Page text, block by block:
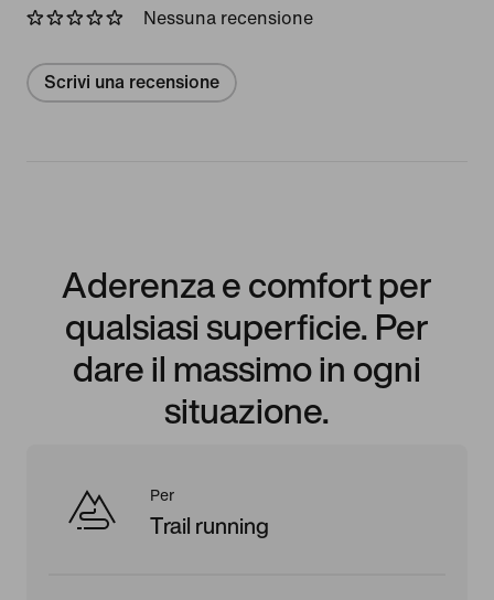
Nessuna recensione
Scrivi una recensione
Aderenza e comfort per
qualsiasi superficie. Per
dare il massimo in ogni
situazione.
Per
Trail running